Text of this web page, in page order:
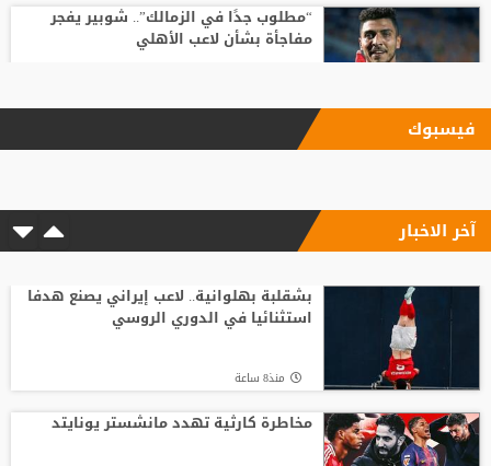
“مطلوب جدًا في الزمالك”.. شوبير يفجر
مفاجأة بشأن لاعب الأهلي
زلزال استثماري في جدة.. أول تحرك رسمي
للفريق خلال الموسم المقبل
خضيرة يفاجئ ريال مدريد
فيسبوك
آخر الاخبار
بشقلبة بهلوانية.. لاعب إيراني يصنع هدفا
استثنائيا في الدوري الروسي
منذ8 ساعة
مخاطرة كارثية تهدد مانشستر يونايتد